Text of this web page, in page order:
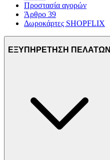
Προστασία αγορών
Άρθρο 39
Δωροκάρτες SHOPFLIX
ΕΞΥΠΗΡΕΤΗΣΗ ΠΕΛΑΤΩΝ